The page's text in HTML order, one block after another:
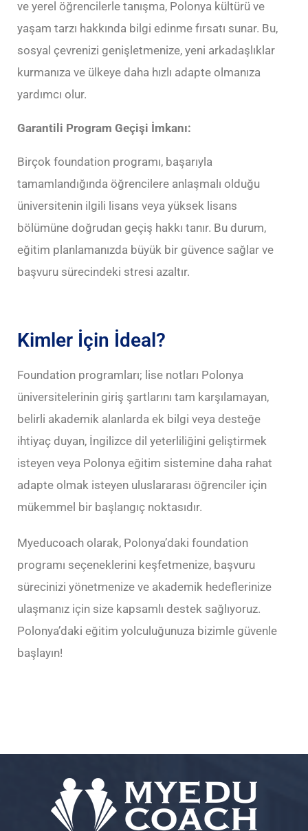
ve yerel öğrencilerle tanışma, Polonya kültürü ve
yaşam tarzı hakkında bilgi edinme fırsatı sunar. Bu,
sosyal çevrenizi genişletmenize, yeni arkadaşlıklar
kurmanıza ve ülkeye daha hızlı adapte olmanıza
yardımcı olur.
Garantili Program Geçişi İmkanı:
Birçok foundation programı, başarıyla
tamamlandığında öğrencilere anlaşmalı olduğu
üniversitenin ilgili lisans veya yüksek lisans
bölümüne doğrudan geçiş hakkı tanır. Bu durum,
eğitim planlamanızda büyük bir güvence sağlar ve
başvuru sürecindeki stresi azaltır.
Kimler İçin İdeal?
Foundation programları; lise notları Polonya
üniversitelerinin giriş şartlarını tam karşılamayan,
belirli akademik alanlarda ek bilgi veya desteğe
ihtiyaç duyan, İngilizce dil yeterliliğini geliştirmek
isteyen veya Polonya eğitim sistemine daha rahat
adapte olmak isteyen uluslararası öğrenciler için
mükemmel bir başlangıç noktasıdır.
Myeducoach olarak, Polonya’daki foundation
programı seçeneklerini keşfetmenize, başvuru
sürecinizi yönetmenize ve akademik hedeflerinize
ulaşmanız için size kapsamlı destek sağlıyoruz.
Polonya’daki eğitim yolculuğunuza bizimle güvenle
başlayın!